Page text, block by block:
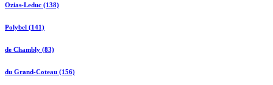
Ozias-Leduc (138)
Polybel (141)
de Chambly (83)
du Grand-Coteau (156)